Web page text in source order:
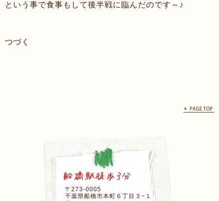
という事で食事もして後半戦に臨んだのです～♪
つづく
〒273-0005
千葉県船橋市本町６丁目３−１